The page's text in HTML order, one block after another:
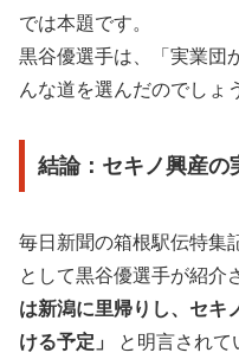
では本題です。
黒谷優選手は、「実業団
んな道を選んだのでしょ
結論：セキノ興産の
毎日新聞の箱根駅伝特集
として黒谷優選手が紹介
は新潟に里帰りし、セキ
ける予定」
と明言されて